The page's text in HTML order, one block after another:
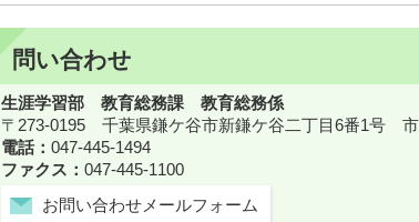
問い合わせ
生涯学習部 教育総務課 教育総務係
〒273-0195 千葉県鎌ケ谷市新鎌ケ谷二丁目6番1号
電話： 047-445-1494
ファクス： 047-445-1100
お問い合わせメールフォーム